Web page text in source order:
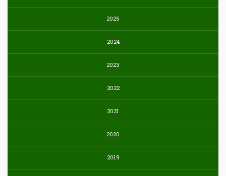
2025
2024
2023
2022
2021
2020
2019